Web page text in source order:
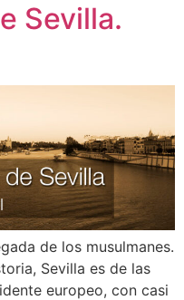
Sevilla.
de los musulmanes.
Sevilla es de las
europeo, con casi